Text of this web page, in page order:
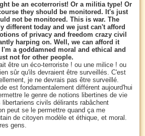
be an ecoterrorist! Or a militia type! Or
they should be monitored. It's just
not be monitored. This is war. The
different today and we just can't afford
of privacy and freedom crazy civil
harping on. Well, we can afford it
a goddamned moral and ethical and
not for other people.
être un éco-terroriste ! ou une milice ! ou
sûr qu'ils devraient être surveillés. C'est
je ne devrais pas être surveillé.
est fondamentalement différent aujourd'hui
le genre de notions libertines de vie
civils délirants rabâchent
peut se le permettre quand ça me
de citoyen modèle et éthique, et moral.
gens.